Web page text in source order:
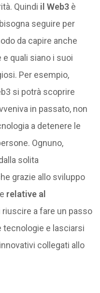
Quindi il Web3è
seguire per
da capire anche
quali siano i suoi
Per esempio,
si potrà scoprire
in passato, non
a detenere le
Ognuno,
solita
grazie allo sviluppo
relative al
riuscire a fare un passo
tecnologie e lasciarsi
collegati allo